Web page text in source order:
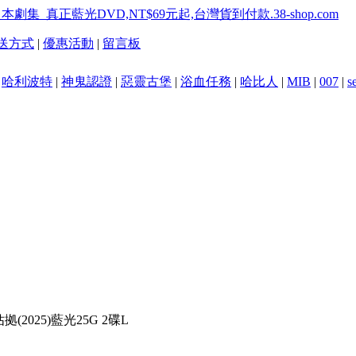
方式 | 優惠活動 | 留言板
哈利波特 | 神鬼認證 | 惡靈古堡 | 浴血任務 | 哈比人 | MIB | 007 |
(2025)藍光25G 2碟L